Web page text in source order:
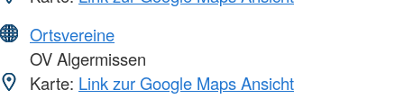
Ortsvereine
OV Algermissen
Karte: Link zur Google Maps Ansicht